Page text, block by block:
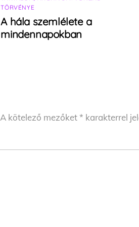
TÖRVÉNYE
A hála szemlélete a
mindennapokban
A kötelező mezőket* karakterrel